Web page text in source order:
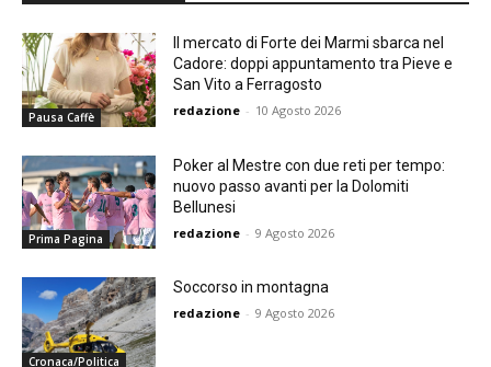
Pausa Caffè
Il mercato di Forte dei Marmi sbarca nel
Cadore: doppi appuntamento tra Pieve e
San Vito a Ferragosto
redazione - 10 Agosto 2026
Prima Pagina
Poker al Mestre con due reti per tempo:
nuovo passo avanti per la Dolomiti
Bellunesi
redazione - 9 Agosto 2026
Cronaca/Politica
Soccorso in montagna
redazione - 9 Agosto 2026